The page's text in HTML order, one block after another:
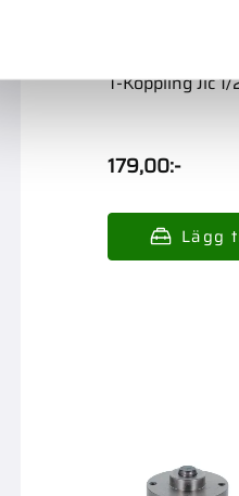
T-Koppling Jic
179,00:-